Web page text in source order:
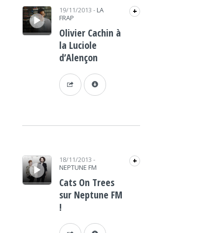
Lecteur audio 19/11/2013 - LA
FRAP
+
Olivier Cachin à
la Luciole
d’Alençon
Lecteur audio 18/11/2013 -
NEPTUNE FM
+
Cats On Trees
sur Neptune FM
!